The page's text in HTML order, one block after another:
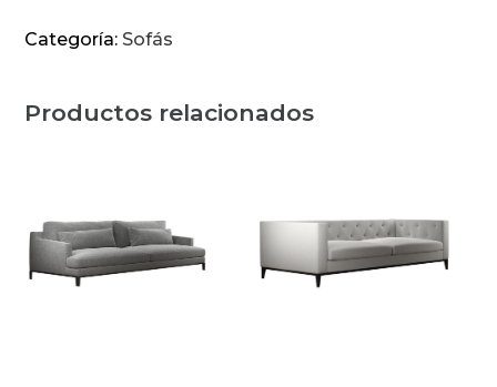
Categoría: Sofás
Productos relacionados